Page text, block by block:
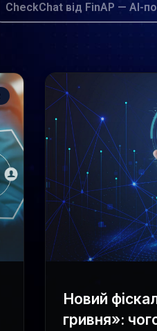
CheckChat від FinAP — AI-
Новий
гривня»: